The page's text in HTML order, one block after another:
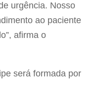
urgência. Nosso
ao paciente
afirma o
será formada por